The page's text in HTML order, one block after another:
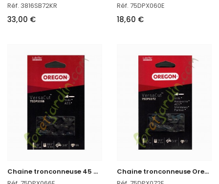
Réf. 3816SB72KR
33,00 €
Réf. 75DPX060E
18,60 €
C
haine tronconneuse 45 CM Oregon réf : 75DPX066E C
haine tronconneuse Oregon réf : 75DPX072E